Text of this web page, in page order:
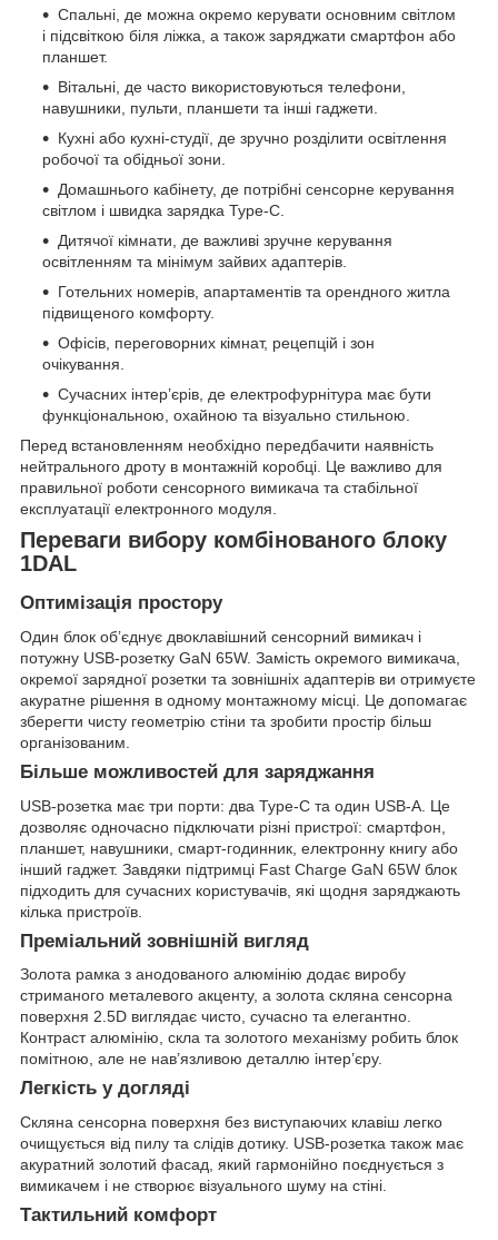
Спальні, де можна окремо керувати основним світлом
і підсвіткою біля ліжка, а також заряджати смартфон або
планшет.
Вітальні, де часто використовуються телефони,
навушники, пульти, планшети та інші гаджети.
Кухні або кухні-студії, де зручно розділити освітлення
робочої та обідньої зони.
Домашнього кабінету, де потрібні сенсорне керування
світлом і швидка зарядка Type-C.
Дитячої кімнати, де важливі зручне керування
освітленням та мінімум зайвих адаптерів.
Готельних номерів, апартаментів та орендного житла
підвищеного комфорту.
Офісів, переговорних кімнат, рецепцій і зон
очікування.
Сучасних інтер’єрів, де електрофурнітура має бути
функціональною, охайною та візуально стильною.
Перед встановленням необхідно передбачити наявність
нейтрального дроту в монтажній коробці. Це важливо для
правильної роботи сенсорного вимикача та стабільної
експлуатації електронного модуля.
Переваги вибору комбінованого блоку
1DAL
Оптимізація простору
Один блок об’єднує двоклавішний сенсорний вимикач і
потужну USB-розетку GaN 65W. Замість окремого вимикача,
окремої зарядної розетки та зовнішніх адаптерів ви отримуєте
акуратне рішення в одному монтажному місці. Це допомагає
зберегти чисту геометрію стіни та зробити простір більш
організованим.
Більше можливостей для заряджання
USB-розетка має три порти: два Type-C та один USB-A. Це
дозволяє одночасно підключати різні пристрої: смартфон,
планшет, навушники, смарт-годинник, електронну книгу або
інший гаджет. Завдяки підтримці Fast Charge GaN 65W блок
підходить для сучасних користувачів, які щодня заряджають
кілька пристроїв.
Преміальний зовнішній вигляд
Золота рамка з анодованого алюмінію додає виробу
стриманого металевого акценту, а золота скляна сенсорна
поверхня 2.5D виглядає чисто, сучасно та елегантно.
Контраст алюмінію, скла та золотого механізму робить блок
помітною, але не нав’язливою деталлю інтер’єру.
Легкість у догляді
Скляна сенсорна поверхня без виступаючих клавіш легко
очищується від пилу та слідів дотику. USB-розетка також має
акуратний золотий фасад, який гармонійно поєднується з
вимикачем і не створює візуального шуму на стіні.
Тактильний комфорт